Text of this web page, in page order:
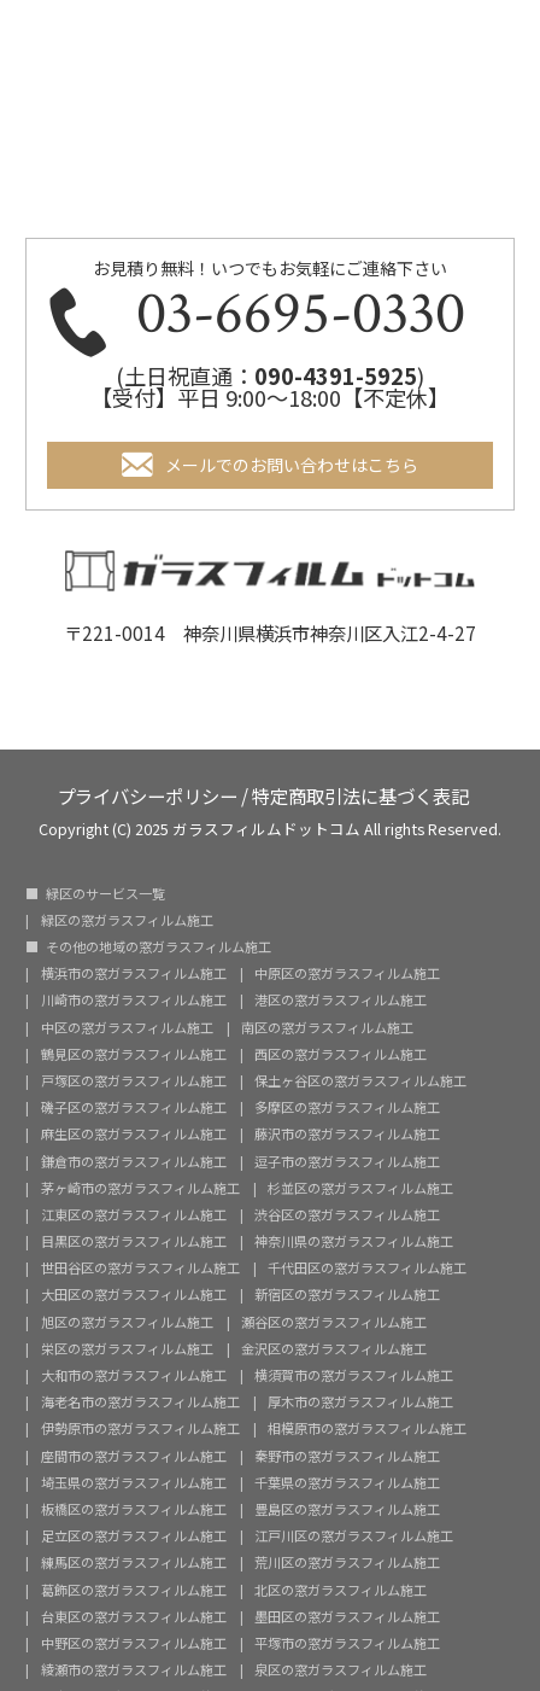
お見積り無料！いつでもお気軽にご連絡下さい
03-6695-0330
(土日祝直通： 090-4391-5925)
【受付】平日 9:00～18:00【不定休】
メールでのお問い合わせはこちら
〒221-0014 神奈川県横浜市神奈川区入江2-4-27
プライバシーポリシー /特定商取引法に基づく表記
Copyright (C) 2025 ガラスフィルムドットコム All rights Reserved.
緑区のサービス一覧
緑区の窓ガラスフィルム施工
その他の地域の窓ガラスフィルム施工
横浜市の窓ガラスフィルム施工
中原区の窓ガラスフィルム施工
川崎市の窓ガラスフィルム施工
港区の窓ガラスフィルム施工
中区の窓ガラスフィルム施工
南区の窓ガラスフィルム施工
鶴見区の窓ガラスフィルム施工
西区の窓ガラスフィルム施工
戸塚区の窓ガラスフィルム施工
保土ヶ谷区の窓ガラスフィルム施工
磯子区の窓ガラスフィルム施工
多摩区の窓ガラスフィルム施工
麻生区の窓ガラスフィルム施工
藤沢市の窓ガラスフィルム施工
鎌倉市の窓ガラスフィルム施工
逗子市の窓ガラスフィルム施工
茅ヶ崎市の窓ガラスフィルム施工
杉並区の窓ガラスフィルム施工
江東区の窓ガラスフィルム施工
渋谷区の窓ガラスフィルム施工
目黒区の窓ガラスフィルム施工
神奈川県の窓ガラスフィルム施工
世田谷区の窓ガラスフィルム施工
千代田区の窓ガラスフィルム施工
大田区の窓ガラスフィルム施工
新宿区の窓ガラスフィルム施工
旭区の窓ガラスフィルム施工
瀬谷区の窓ガラスフィルム施工
栄区の窓ガラスフィルム施工
金沢区の窓ガラスフィルム施工
大和市の窓ガラスフィルム施工
横須賀市の窓ガラスフィルム施工
海老名市の窓ガラスフィルム施工
厚木市の窓ガラスフィルム施工
伊勢原市の窓ガラスフィルム施工
相模原市の窓ガラスフィルム施工
座間市の窓ガラスフィルム施工
秦野市の窓ガラスフィルム施工
埼玉県の窓ガラスフィルム施工
千葉県の窓ガラスフィルム施工
板橋区の窓ガラスフィルム施工
豊島区の窓ガラスフィルム施工
足立区の窓ガラスフィルム施工
江戸川区の窓ガラスフィルム施工
練馬区の窓ガラスフィルム施工
荒川区の窓ガラスフィルム施工
葛飾区の窓ガラスフィルム施工
北区の窓ガラスフィルム施工
台東区の窓ガラスフィルム施工
墨田区の窓ガラスフィルム施工
中野区の窓ガラスフィルム施工
平塚市の窓ガラスフィルム施工
綾瀬市の窓ガラスフィルム施工
泉区の窓ガラスフィルム施工